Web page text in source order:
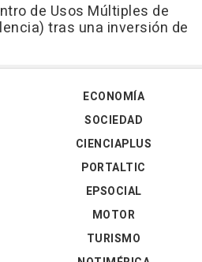
de Usos Múltiples de
tras una inversión de
ECONOMÍA
SOCIEDAD
CIENCIAPLUS
PORTALTIC
EPSOCIAL
MOTOR
TURISMO